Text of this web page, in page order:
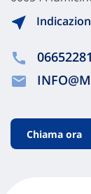
Chiama ora